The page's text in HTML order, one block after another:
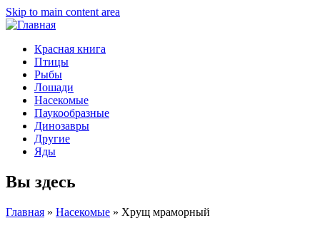
Skip to main content area
Красная книга
Птицы
Рыбы
Лошади
Насекомые
Паукообразные
Динозавры
Другие
Яды
Вы здесь
Главная » Насекомые » Хрущ мраморный